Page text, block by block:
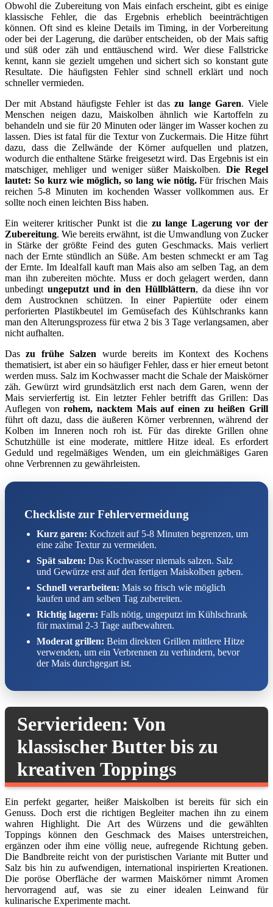
Obwohl die Zubereitung von Mais einfach erscheint, gibt es einige
klassische Fehler, die das Ergebnis erheblich beeinträchtigen
können. Oft sind es kleine Details im Timing, in der Vorbereitung
oder bei der Lagerung, die darüber entscheiden, ob der Mais saftig
und süß oder zäh und enttäuschend wird. Wer diese Fallstricke
kennt, kann sie gezielt umgehen und sichert sich so konstant gute
Resultate. Die häufigsten Fehler sind schnell erklärt und noch
schneller vermieden.
Der mit Abstand häufigste Fehler ist daszu lange Garen. Viele
Menschen neigen dazu, Maiskolben ähnlich wie Kartoffeln zu
behandeln und sie für 20 Minuten oder länger im Wasser kochen zu
lassen. Dies ist fatal für die Textur von Zuckermais. Die Hitze führt
dazu, dass die Zellwände der Körner aufquellen und platzen,
wodurch die enthaltene Stärke freigesetzt wird. Das Ergebnis ist ein
matschiger, mehliger und weniger süßer Maiskolben. Die Regel
lautet: So kurz wie möglich, so lang wie nötig.Für frischen Mais
reichen 5-8 Minuten im kochenden Wasser vollkommen aus. Er
sollte noch einen leichten Biss haben.
Ein weiterer kritischer Punkt ist die zu lange Lagerung vor der
Zubereitung. Wie bereits erwähnt, ist die Umwandlung von Zucker
in Stärke der größte Feind des guten Geschmacks. Mais verliert
nach der Ernte stündlich an Süße. Am besten schmeckt er am Tag
der Ernte. Im Idealfall kauft man Mais also am selben Tag, an dem
man ihn zubereiten möchte. Muss er doch gelagert werden, dann
unbedingt ungeputzt und in den Hüllblättern, da diese ihn vor
dem Austrocknen schützen. In einer Papiertüte oder einem
perforierten Plastikbeutel im Gemüsefach des Kühlschranks kann
man den Alterungsprozess für etwa 2 bis 3 Tage verlangsamen, aber
nicht aufhalten.
Daszu frühe Salzen wurde bereits im Kontext des Kochens
thematisiert, ist aber ein so häufiger Fehler, dass er hier erneut betont
werden muss. Salz im Kochwasser macht die Schale der Maiskörner
zäh. Gewürzt wird grundsätzlich erst nach dem Garen, wenn der
Mais servierfertig ist. Ein letzter Fehler betrifft das Grillen: Das
Auflegen vonrohem, nacktem Mais auf einen zu heißen Grill
führt oft dazu, dass die äußeren Körner verbrennen, während der
Kolben im Inneren noch roh ist. Für das direkte Grillen ohne
Schutzhülle ist eine moderate, mittlere Hitze ideal. Es erfordert
Geduld und regelmäßiges Wenden, um ein gleichmäßiges Garen
ohne Verbrennen zu gewährleisten.
Checkliste zur Fehlervermeidung
Kurz garen: Kochzeit auf 5-8 Minuten begrenzen, um
eine zähe Textur zu vermeiden.
Spät salzen: Das Kochwasser niemals salzen. Salz
und Gewürze erst auf den fertigen Maiskolben geben.
Schnell verarbeiten: Mais so frisch wie möglich
kaufen und am selben Tag zubereiten.
Richtig lagern: Falls nötig, ungeputzt im Kühlschrank
für maximal 2-3 Tage aufbewahren.
Moderat grillen: Beim direkten Grillen mittlere Hitze
verwenden, um ein Verbrennen zu verhindern, bevor
der Mais durchgegart ist.
Servierideen: Von
klassischer Butter bis zu
kreativen Toppings
Ein perfekt gegarter, heißer Maiskolben ist bereits für sich ein
Genuss. Doch erst die richtigen Begleiter machen ihn zu einem
wahren Highlight. Die Art des Würzens und die gewählten
Toppings können den Geschmack des Maises unterstreichen,
ergänzen oder ihm eine völlig neue, aufregende Richtung geben.
Die Bandbreite reicht von der puristischen Variante mit Butter und
Salz bis hin zu aufwendigen, international inspirierten Kreationen.
Die poröse Oberfläche der warmen Maiskörner nimmt Aromen
hervorragend auf, was sie zu einer idealen Leinwand für
kulinarische Experimente macht.